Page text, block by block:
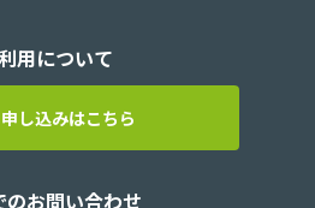
用について
申し込みはこちら
のお問い合わせ